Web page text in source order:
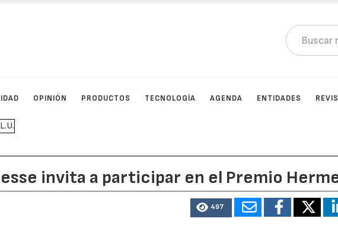
OPINIÓN PRODUCTOS TECNOLOGÍA AGENDA ENTIDADES
invita a participar en el Premio
497